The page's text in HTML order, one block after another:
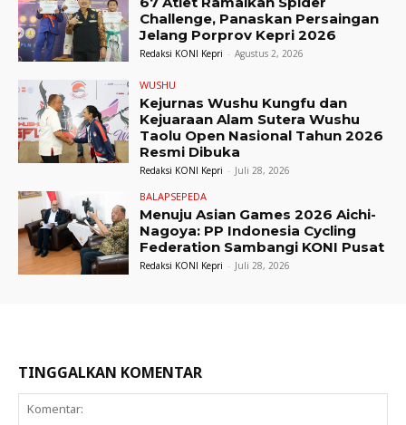
Challenge, Panaskan Persaingan
Jelang Porprov Kepri 2026
Redaksi KONI Kepri - Agustus 2, 2026
WUSHU
Kejurnas Wushu Kungfu dan
Kejuaraan Alam Sutera Wushu
Taolu Open Nasional Tahun 2026
Resmi Dibuka
Redaksi KONI Kepri - Juli 28, 2026
BALAPSEPEDA
Menuju Asian Games 2026 Aichi-
Nagoya: PP Indonesia Cycling
Federation Sambangi KONI Pusat
Redaksi KONI Kepri - Juli 28, 2026
TINGGALKAN KOMENTAR